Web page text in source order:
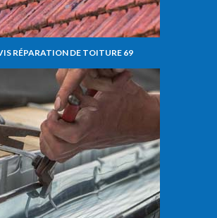
RÉPARATION DE TOITURE 69